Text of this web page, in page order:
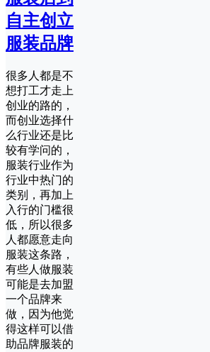
自主创立
服装品牌
很多人都是不
想打工才走上
创业的路的，
而创业选择什
么行业还是比
较有学问的，
服装行业作为
行业中热门的
类别，再加上
入行的门槛很
低，所以很多
人都愿意走向
服装这条路，
有些人做服装
可能是去加盟
一个品牌来
做，因为他觉
得这样可以借
助品牌服装的